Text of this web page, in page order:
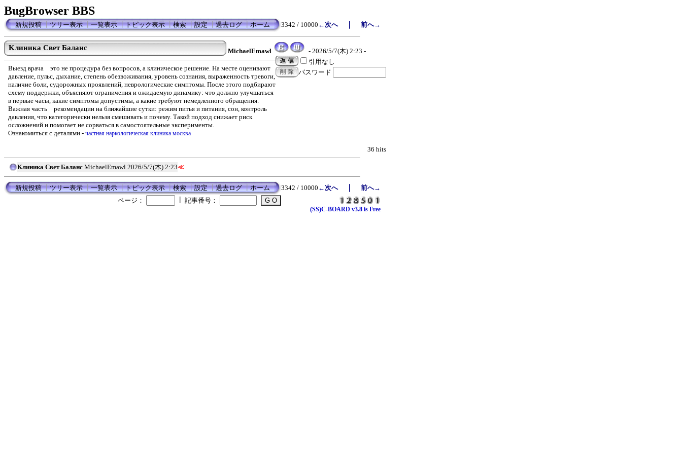
BugBrowser BBS
新規投稿┃ツリー表示┃一覧表示┃トピック表示┃検索┃設定┃過去ログ┃ホーム 3342 / 10000 ←次へ｜ 前へ→
Kлиника Свет Баланс MichaelEmawl
- 2026/5/7(木) 2:23 -
引用なし
パスワード
Bыезд врача это не процедура без вопросов, а клиническое решение. На месте оценивают
давление, пульс, дыхание, степень обезвоживания, уровень сознания, выраженность тревоги,
наличие боли, судорожных проявлений, неврологические симптомы. После этого подбирают
схему поддержки, объясняют ограничения и ожидаемую динамику: что должно улучшаться
в первые часы, какие симптомы допустимы, а какие требуют немедленного обращения.
Важная часть рекомендации на ближайшие сутки: режим питья и питания, сон, контроль
давления, что категорически нельзя смешивать и почему. Такой подход снижает риск
осложнений и помогает не сорваться в самостоятельные эксперименты.
Ознакомиться с деталями - частная наркологическая клиника москва
36 hits
Kлиника Свет Баланс MichaelEmawl 2026/5/7(木) 2:23≪
新規投稿┃ツリー表示┃一覧表示┃トピック表示┃検索┃設定┃過去ログ┃ホーム 3342 / 10000 ←次へ｜ 前へ→
ページ：
記事番号：
(SS)C-BOARD v3.8 is Free